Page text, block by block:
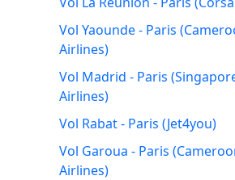
Vol Yaounde - Paris
Airlines)
Vol Madrid - Paris
Airlines)
Vol Rabat - Paris (Jet4you)
Vol Garoua - Paris
Airlines)